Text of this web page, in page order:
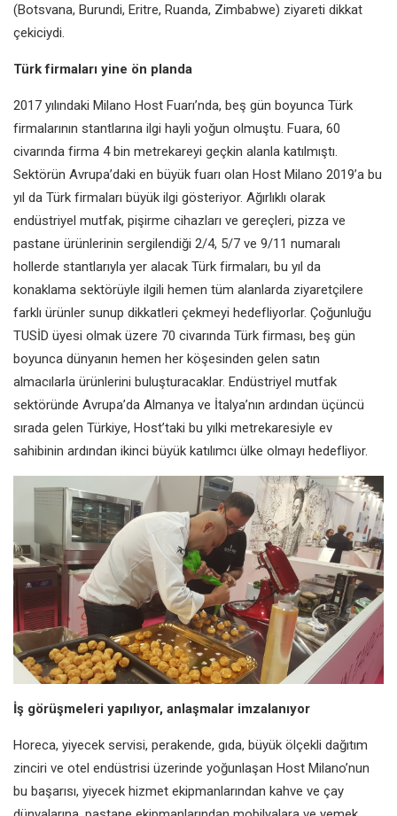
(Botsvana, Burundi, Eritre, Ruanda, Zimbabwe) ziyareti dikkat
çekiciydi.
Türk firmaları yine ön planda
2017 yılındaki Milano Host Fuarı’nda, beş gün boyunca Türk
firmalarının stantlarına ilgi hayli yoğun olmuştu. Fuara, 60
civarında firma 4 bin metrekareyi geçkin alanla katılmıştı.
Sektörün Avrupa’daki en büyük fuarı olan Host Milano 2019’a bu
yıl da Türk firmaları büyük ilgi gösteriyor. Ağırlıklı olarak
endüstriyel mutfak, pişirme cihazları ve gereçleri, pizza ve
pastane ürünlerinin sergilendiği 2/4, 5/7 ve 9/11 numaralı
hollerde stantlarıyla yer alacak Türk firmaları, bu yıl da
konaklama sektörüyle ilgili hemen tüm alanlarda ziyaretçilere
farklı ürünler sunup dikkatleri çekmeyi hedefliyorlar. Çoğunluğu
TUSİD üyesi olmak üzere 70 civarında Türk firması, beş gün
boyunca dünyanın hemen her köşesinden gelen satın
almacılarla ürünlerini buluşturacaklar. Endüstriyel mutfak
sektöründe Avrupa’da Almanya ve İtalya’nın ardından üçüncü
sırada gelen Türkiye, Host’taki bu yılki metrekaresiyle ev
sahibinin ardından ikinci büyük katılımcı ülke olmayı hedefliyor.
İş görüşmeleri yapılıyor, anlaşmalar imzalanıyor
Horeca, yiyecek servisi, perakende, gıda, büyük ölçekli dağıtım
zinciri ve otel endüstrisi üzerinde yoğunlaşan Host Milano’nun
bu başarısı, yiyecek hizmet ekipmanlarından kahve ve çay